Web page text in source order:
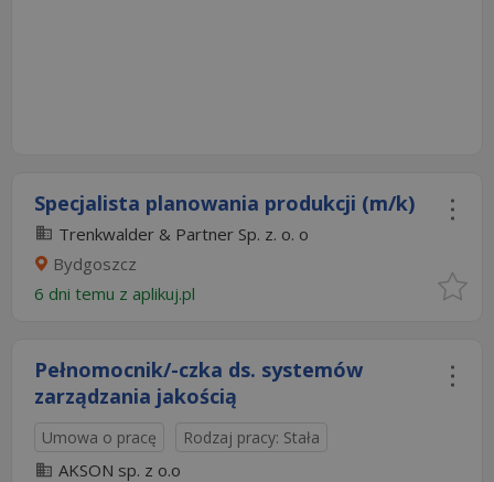
Specjalista planowania produkcji (m/k)
Trenkwalder & Partner Sp. z. o. o
Bydgoszcz
6 dni temu z aplikuj.pl
Pełnomocnik/-czka ds. systemów
zarządzania jakością
Umowa o pracę Rodzaj pracy: Stała
AKSON sp. z o.o